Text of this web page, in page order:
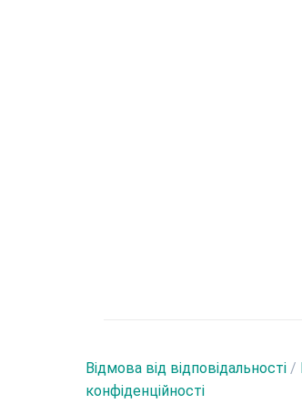
Відмова від відповідальності /
конфіденційності